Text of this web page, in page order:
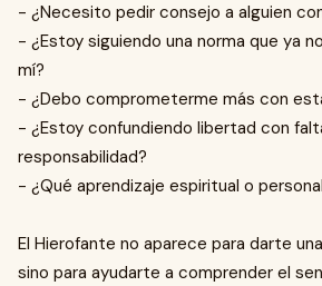
- ¿Necesito pedir consejo a alguien
- ¿Estoy siguiendo una norma que ya
mí?
- ¿Debo comprometerme más con
- ¿Estoy confundiendo libertad con
responsabilidad?
- ¿Qué aprendizaje espiritual o
El Hierofante no aparece para darte
sino para ayudarte a comprender el